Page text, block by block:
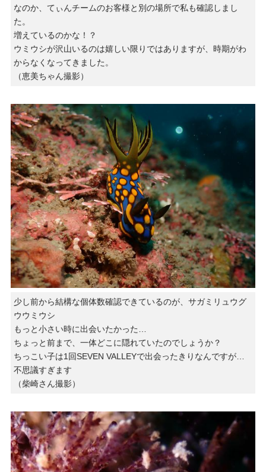
なのか、てぃんチームのお客様と別の場所で私も確認しまし
た。
増えているのかな！？
ウミウシが沢山いるのは嬉しい限りではありますが、時期がわ
からなくなってきました。
（恵美ちゃん撮影）
少し前から結構な個体数確認できているのが、サガミリュウグ
ウウミウシ
もっと小さい時に出会いたかった…
ちょっと前まで、一体どこに隠れていたのでしょうか？
ちっこい子は1回SEVEN VALLEYで出会ったきりなんですが…
不思議すぎます
（柴崎さん撮影）